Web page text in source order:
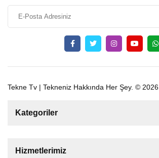
Tekne Tv | Tekneniz Hakkında Her Şey. © 2026
Kategoriler
Tekne
Hizmetlerimiz